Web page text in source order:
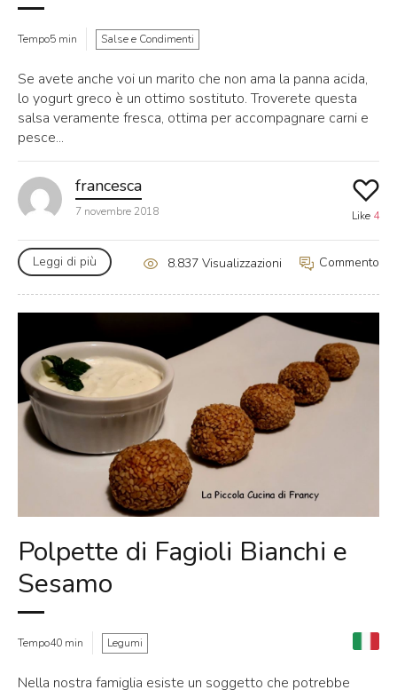
Tempo5 min Salse e Condimenti
Se avete anche voi un marito che non ama la panna acida,
lo yogurt greco è un ottimo sostituto. Troverete questa
salsa veramente fresca, ottima per accompagnare carni e
pesce...
francesca
7 novembre 2018 Like 4
Leggi di più Commento
8.837 Visualizzazioni
Polpette di Fagioli Bianchi e
Sesamo
Tempo40 min Legumi
Nella nostra famiglia esiste un soggetto che potrebbe